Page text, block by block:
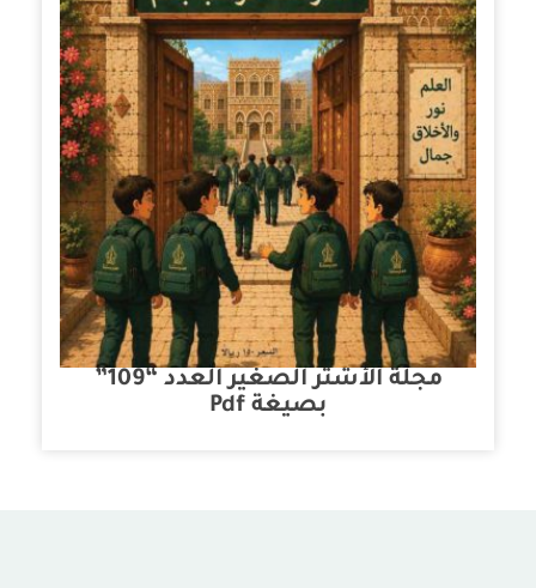
مجلة الأشتر الصغير العدد “109”
بصيغة Pdf